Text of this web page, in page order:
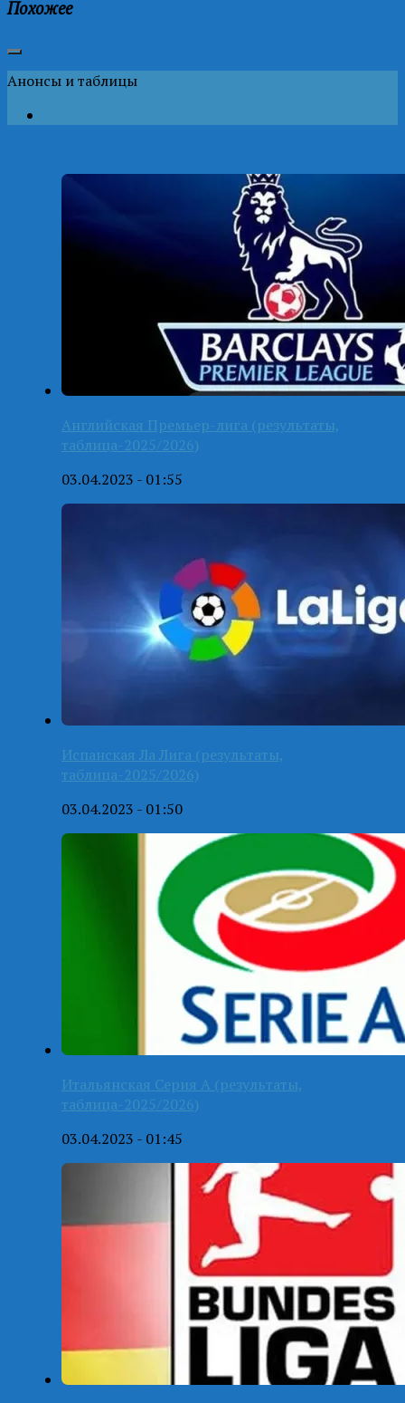
Похожее
Анонсы и таблицы
Английская Премьер-лига (результаты,
таблица-2025/2026)
03.04.2023 - 01:55
Испанская Ла Лига (результаты,
таблица-2025/2026)
03.04.2023 - 01:50
Итальянская Серия А (результаты,
таблица-2025/2026)
03.04.2023 - 01:45